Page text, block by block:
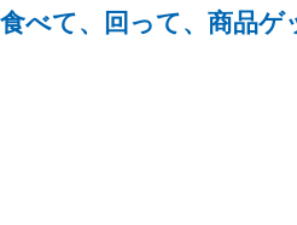
べて、回って、商品ゲ